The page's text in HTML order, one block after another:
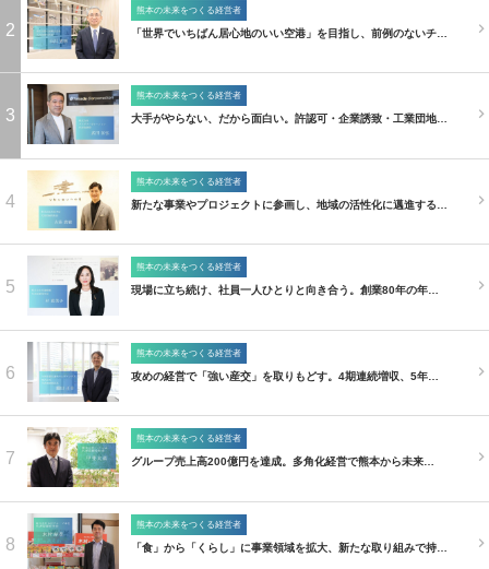
2
熊本の未来をつくる経営者
「世界でいちばん居心地のいい空港」を目指し、前例のないチ…
3
熊本の未来をつくる経営者
大手がやらない、だから面白い。許認可・企業誘致・工業団地…
4
熊本の未来をつくる経営者
新たな事業やプロジェクトに参画し、地域の活性化に邁進する…
5
熊本の未来をつくる経営者
現場に立ち続け、社員一人ひとりと向き合う。創業80年の年…
6
熊本の未来をつくる経営者
攻めの経営で「強い産交」を取りもどす。4期連続増収、5年…
7
熊本の未来をつくる経営者
グループ売上高200億円を達成。多角化経営で熊本から未来…
8
熊本の未来をつくる経営者
「食」から「くらし」に事業領域を拡大、新たな取り組みで持…